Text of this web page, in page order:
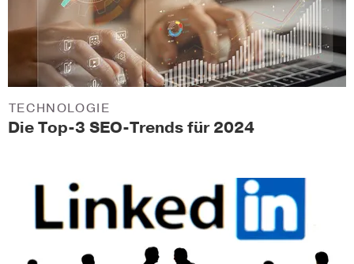
Die Top-3 SEO-Trends für 2024
TECHNOLOGIE